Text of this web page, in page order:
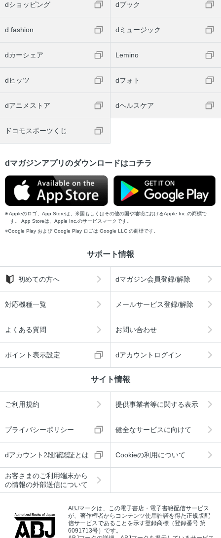
dショッピング dブック
d fashion dミュージック
dカーシェア Lemino
dヒッツ dフォト
dアニメストア dヘルスケア
ドコモスポーツくじ
dマガジンアプリのダウンロードはコチラ
Appleのロゴ、App Storeは、米国もしくはその他の国や地域におけるApple Inc.の商標で
す。 App Storeは、Apple Inc.のサービスマークです。
Google Play および Google Play ロゴは Google LLC の商標です。
サポート情報
初めての方へ dマガジン会員登録/解除
対応機種一覧 メールサービス登録/解除
よくある質問 お問い合わせ
ポイント表示設定 dアカウントログイン
サイト情報
ご利用規約 提供事業者等に関する表示
プライバシーポリシー 健全なサービスに向けて
dアカウント2段階認証とは Cookieの利用について
お客さまのご利用端末から
の情報の外部送信について
ABJマークは、この電子書店・電子書籍配信サービス
が、著作権者からコンテンツ使用許諾を得た正規版配
信サービスであることを示す登録商標（登録番号 第
6091713号）です。